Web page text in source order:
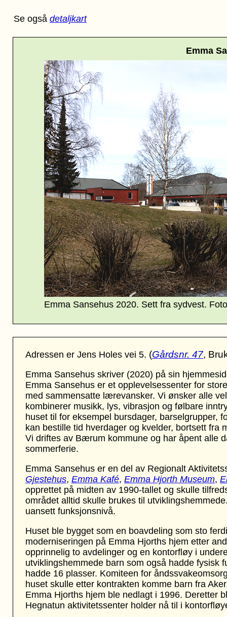
Adressen er Jens Holes vei 5. (Gårdsnr. 47,
Emma Sansehus skriver (2020) på sin
Emma Sansehus er et opplevelsessenter for
med sammensatte lærevansker. Vi ønsker alle
kombinerer musikk, lys, vibrasjon og følbare
huset til for eksempel bursdager, barselgrupper,
kan bestille tid hverdager og kvelder, bortsett fra
Vi driftes av Bærum kommune og har åpent alle
sommerferie.
Emma Sansehus er en del av Regionalt
Gjestehus, Emma Kafé, Emma Hjorth Museum,
opprettet på midten av 1990-tallet og skulle
området alltid skulle brukes til
uansett funksjonsnivå.
Huset ble bygget som en boavdeling som sto
moderniseringen på Emma Hjorths hjem etter
opprinnelig to avdelinger og en kontorfløy i
utviklingshemmede barn som også hadde fysisk
hadde 16 plasser. Komiteen for
huset skulle etter kontrakten komme barn fra
Emma Hjorths hjem ble nedlagt i 1996. Deretter
Hegnatun aktivitetssenter holder nå til i
Se også detaljkart
Emma Sansehus 2020. Sett fra sydvest.
Emma